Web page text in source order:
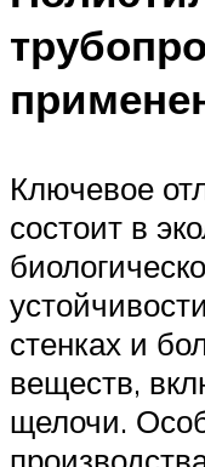
Ключевое
состоит в
стенках и
веществ,
щелочи.